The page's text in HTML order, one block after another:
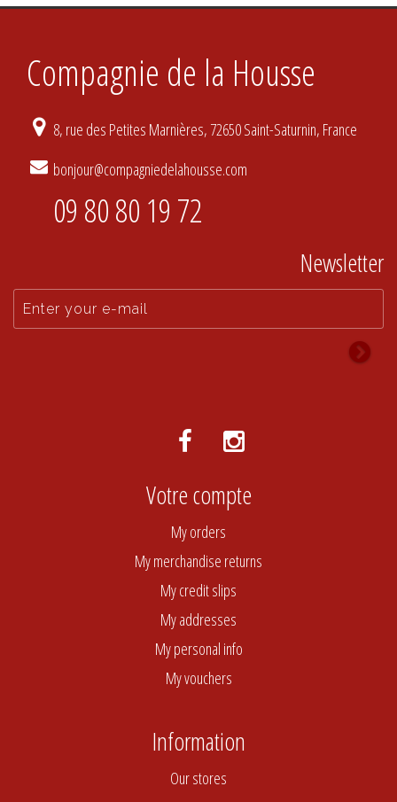
Compagnie de la Housse
8, rue des Petites Marnières, 72650 Saint-Saturnin, France
bonjour@compagniedelahousse.com
09 80 80 19 72
Newsletter
Votre compte
My orders
My merchandise returns
My credit slips
My addresses
My personal info
My vouchers
Information
Our stores